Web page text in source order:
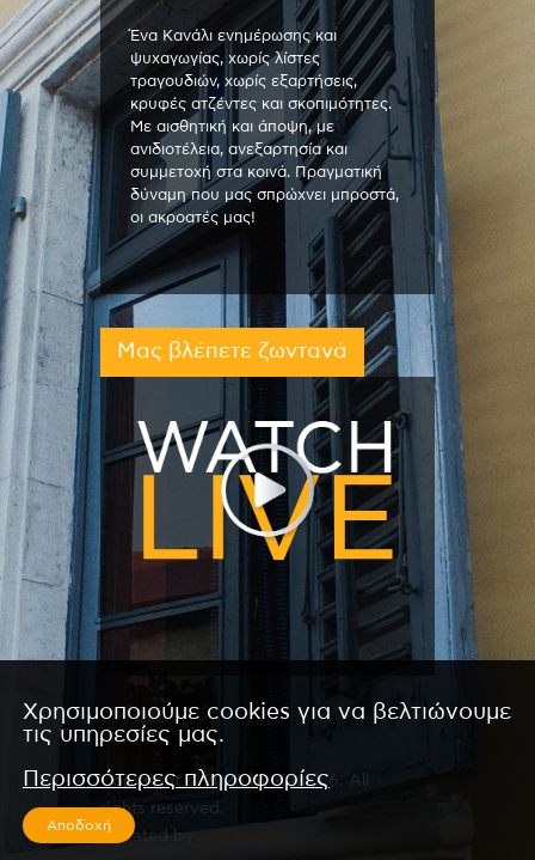
Ένα Κανάλι ενημέρωσης και
ψυχαγωγίας, χωρίς λίστες
τραγουδιών, χωρίς εξαρτήσεις,
κρυφές ατζέντες και σκοπιμότητες.
Με αισθητική και άποψη, με
ανιδιοτέλεια, ανεξαρτησία και
συμμετοχή στα κοινά. Πραγματική
δύναμη που μας σπρώχνει μπροστά,
οι ακροατές μας!
Μας βλέπετε ζωντανά
Copyright © 2026 by Kanali 6. All
rights reserved.
CReated by CReatures.
Χρησιμοποιούμε cookies για να βελτιώνουμε
τις υπηρεσίες μας.
Περισσότερες πληροφορίες
Αποδοχή